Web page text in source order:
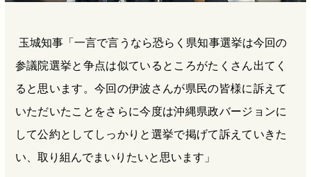
玉城知事「一言で言うなら恐らく県知事選挙は今回の
参議院選挙と争点は似ているところがたくさん出てく
ると思います。今回の伊波さんが県民の皆様に訴えて
いただいたことをさらに今度は沖縄県政バージョンに
して公約としてしっかりと選挙で掲げて訴えていきた
い、取り組んでまいりたいと思います」